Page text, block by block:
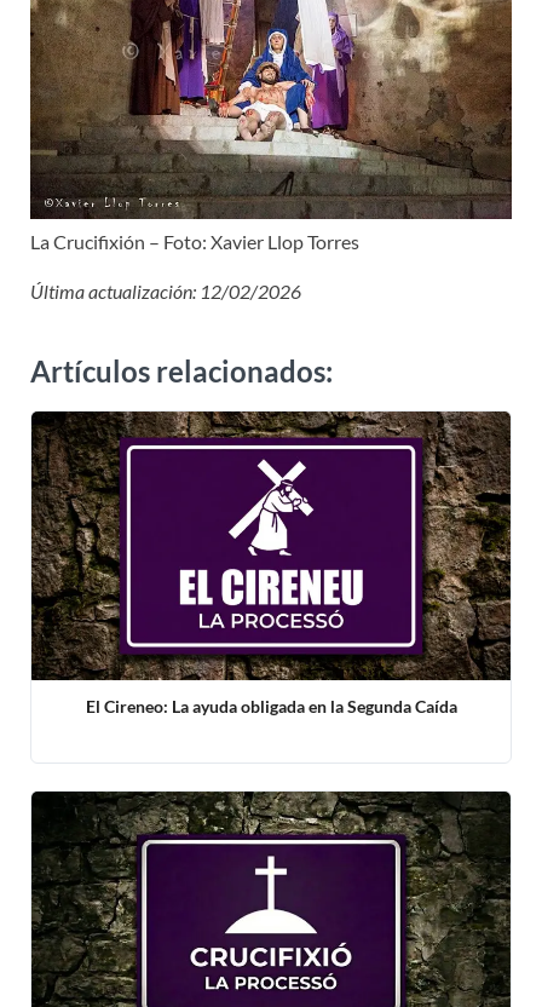
La Crucifixión – Foto: Xavier Llop Torres
Última actualización: 12/02/2026
Artículos relacionados:
El Cireneo: La ayuda obligada en la Segunda Caída